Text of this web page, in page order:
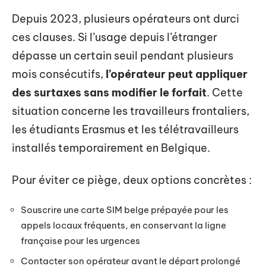
Depuis 2023, plusieurs opérateurs ont durci
ces clauses. Si l’usage depuis l’étranger
dépasse un certain seuil pendant plusieurs
mois consécutifs, l’opérateur peut appliquer
des surtaxes sans modifier le forfait. Cette
situation concerne les travailleurs frontaliers,
les étudiants Erasmus et les télétravailleurs
installés temporairement en Belgique.
Pour éviter ce piège, deux options concrètes :
Souscrire une carte SIM belge prépayée pour les
appels locaux fréquents, en conservant la ligne
française pour les urgences
Contacter son opérateur avant le départ prolongé